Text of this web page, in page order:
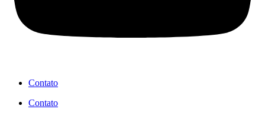
Contato
Contato